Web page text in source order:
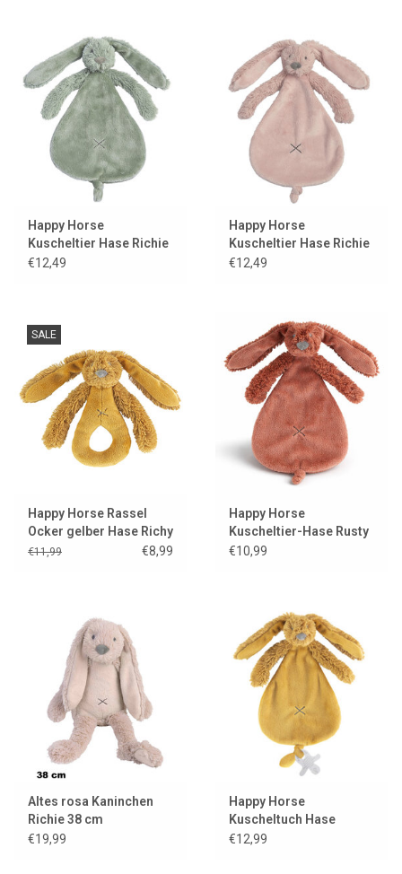
Happy Horse
Kuscheltier Hase Richie
grün
€12,49
Happy Horse
Kuscheltier Hase Richie
altrosa
€12,49
SALE
Happy Horse Rassel
Ocker gelber Hase Richy
€11,99 €8,99
Happy Horse
Kuscheltier-Hase Rusty
Richie
€10,99
Altes rosa Kaninchen
Richie 38 cm
€19,99
Happy Horse
Kuscheltuch Hase
Richie ockergelb
€12,99